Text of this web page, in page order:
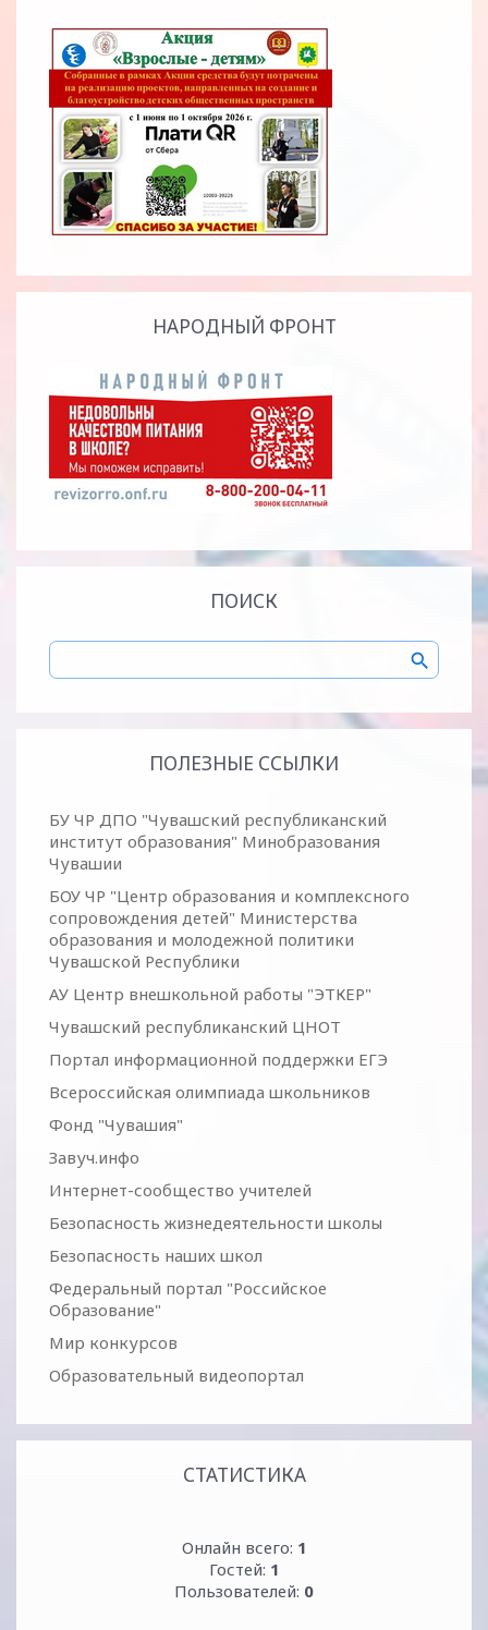
НАРОДНЫЙ ФРОНТ
ПОИСК
ПОЛЕЗНЫЕ ССЫЛКИ
БУ ЧР ДПО "Чувашский республиканский
институт образования" Минобразования
Чувашии
БОУ ЧР "Центр образования и комплексного
сопровождения детей" Министерства
образования и молодежной политики
Чувашской Республики
АУ Центр внешкольной работы "ЭТКЕР"
Чувашский республиканский ЦНОТ
Портал информационной поддержки ЕГЭ
Всероссийская олимпиада школьников
Фонд "Чувашия"
Завуч.инфо
Интернет-сообщество учителей
Безопасность жизнедеятельности школы
Безопасность наших школ
Федеральный портал "Российское
Образование"
Мир конкурсов
Образовательный видеопортал
СТАТИСТИКА
Онлайн всего: 1
Гостей: 1
Пользователей: 0